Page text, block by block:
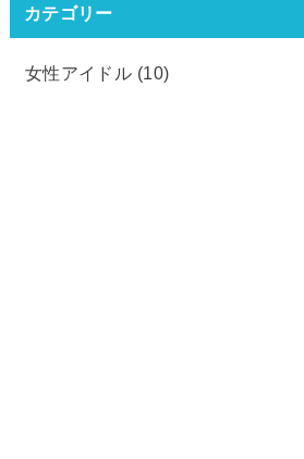
カテゴリー
女性アイドル (10)